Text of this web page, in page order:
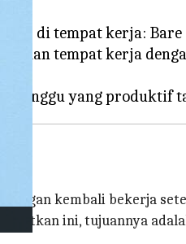
di tempat kerja:
tempat kerja
kembali bekerja
ini, tujuannya